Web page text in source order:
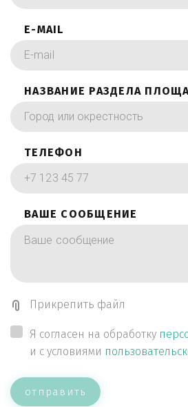
E-MAIL
НАЗВАНИЕ РАЗДЕЛА
ТЕЛЕФОН
ВАШЕ СООБЩЕНИЕ
Прикрепить файл
Я согласен на обработку
и с условиями
отправить